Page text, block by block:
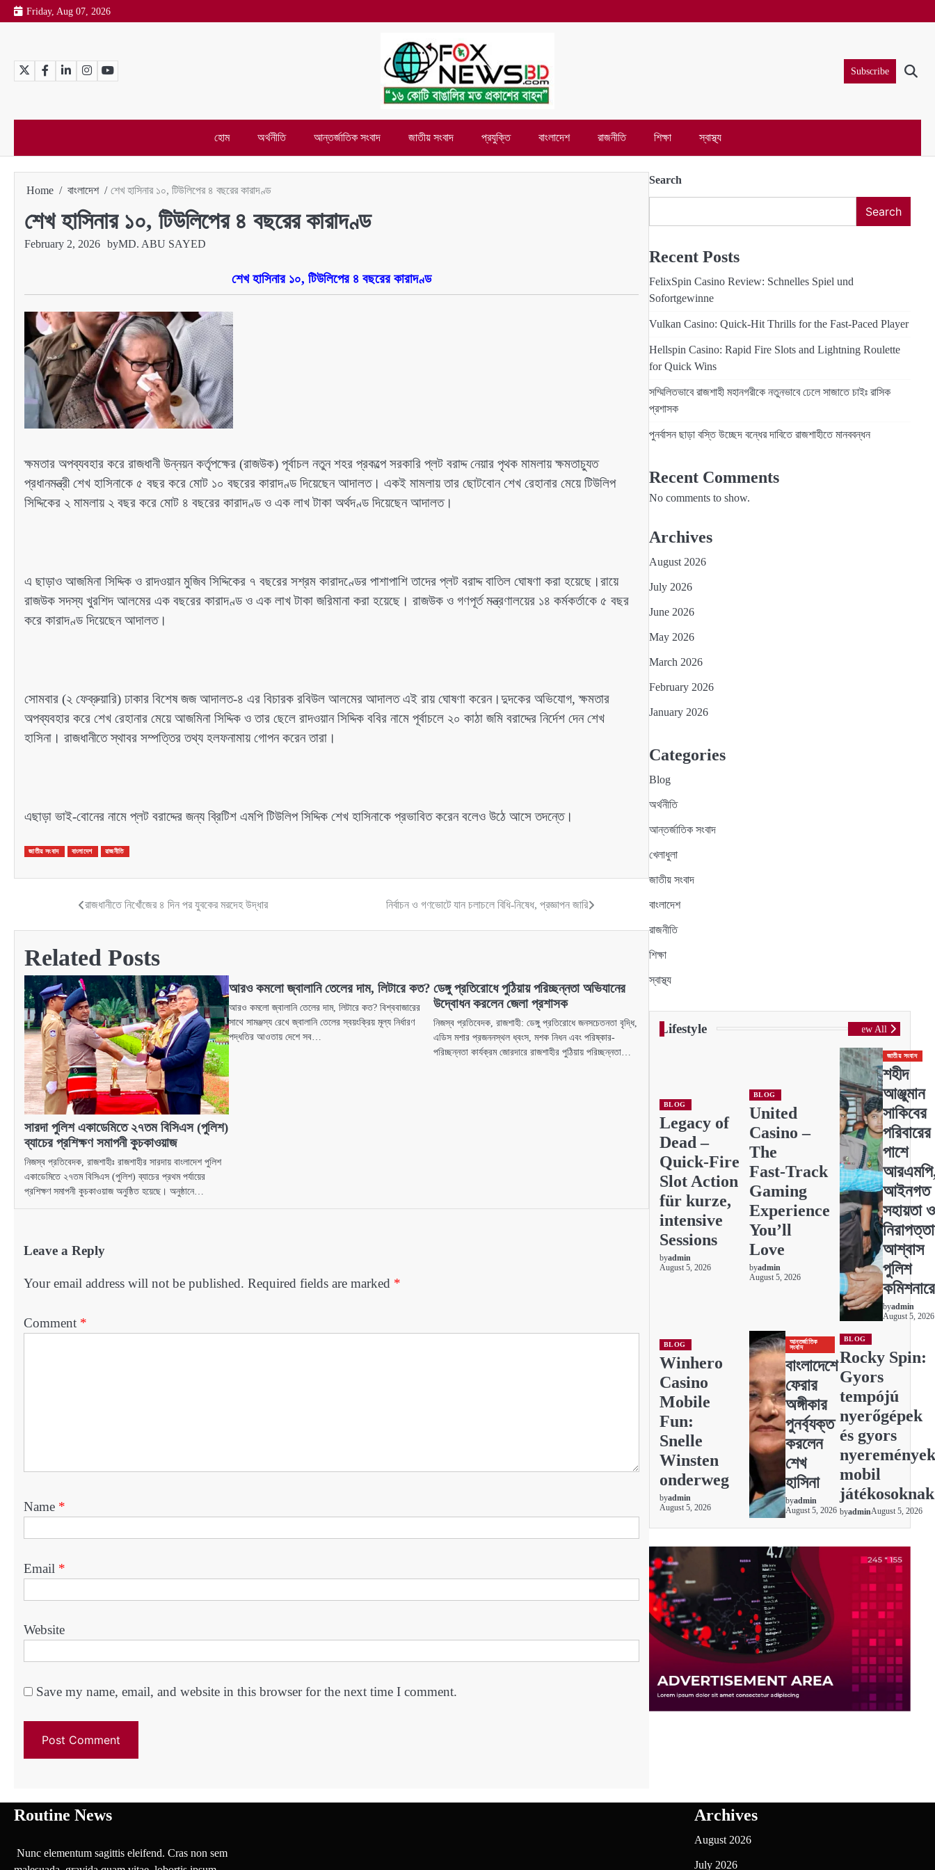
Skip
to
Friday, Aug 07, 2026
TwitterFacebookLinkedInInstagramYouTube Subscribe
হোম অর্থনীতি আন্তর্জাতিক সংবাদ জাতীয় সংবাদ প্রযুক্তি বাংলাদেশ রাজনীতি শিক্ষা স্বাস্থ্য
Home বাংলাদেশ শেখ হাসিনার ১০, টিউলিপের ৪ বছরের কারাদণ্ড
শেখ হাসিনার ১০, টিউলিপের ৪ বছরের কারাদণ্ড
February 2, 2026 byMD. ABU SAYED
শেখ হাসিনার ১০, টিউলিপের ৪ বছরের কারাদণ্ড
ক্ষমতার অপব্যবহার করে রাজধানী উন্নয়ন কর্তৃপক্ষের (রাজউক) পূর্বাচল নতুন শহর প্রকল্পে সরকারি প্লট বরাদ্দ নেয়ার পৃথক মামলায় ক্ষমতাচ্যুত
প্রধানমন্ত্রী শেখ হাসিনাকে ৫ বছর করে মোট ১০ বছরের কারাদণ্ড দিয়েছেন আদালত। একই মামলায় তার ছোটবোন শেখ রেহানার মেয়ে টিউলিপ
সিদ্দিকের ২ মামলায় ২ বছর করে মোট ৪ বছরের কারাদণ্ড ও এক লাখ টাকা অর্থদণ্ড দিয়েছেন আদালত।
এ ছাড়াও আজমিনা সিদ্দিক ও রাদওয়ান মুজিব সিদ্দিকের ৭ বছরের সশ্রম কারাদণ্ডের পাশাপাশি তাদের প্লট বরাদ্দ বাতিল ঘোষণা করা হয়েছে।রায়ে
রাজউক সদস্য খুরশিদ আলমের এক বছরের কারাদণ্ড ও এক লাখ টাকা জরিমানা করা হয়েছে। রাজউক ও গণপূর্ত মন্ত্রণালয়ের ১৪ কর্মকর্তাকে ৫ বছর
করে কারাদণ্ড দিয়েছেন আদালত।
সোমবার (২ ফেব্রুয়ারি) ঢাকার বিশেষ জজ আদালত-৪ এর বিচারক রবিউল আলমের আদালত এই রায় ঘোষণা করেন।দুদকের অভিযোগ, ক্ষমতার
অপব্যবহার করে শেখ রেহানার মেয়ে আজমিনা সিদ্দিক ও তার ছেলে রাদওয়ান সিদ্দিক ববির নামে পূর্বাচলে ২০ কাঠা জমি বরাদ্দের নির্দেশ দেন শেখ
হাসিনা। রাজধানীতে স্থাবর সম্পত্তির তথ্য হলফনামায় গোপন করেন তারা।
এছাড়া ভাই-বোনের নামে প্লট বরাদ্দের জন্য ব্রিটিশ এমপি টিউলিপ সিদ্দিক শেখ হাসিনাকে প্রভাবিত করেন বলেও উঠে আসে তদন্তে।
জাতীয় সংবাদ বাংলাদেশ রাজনীতি
navigation
রাজধানীতে নিখোঁজের ৪ দিন পর যুবকের মরদেহ উদ্ধার নির্বাচন ও গণভোটে যান চলাচলে বিধি-নিষেধ, প্রজ্ঞাপন জারি
Related Posts
সারদা পুলিশ একাডেমিতে ২৭তম বিসিএস (পুলিশ)
ব্যাচের প্রশিক্ষণ সমাপনী কুচকাওয়াজ
নিজস্ব প্রতিবেদক, রাজশাহীঃ রাজশাহীর সারদায় বাংলাদেশ পুলিশ
একাডেমিতে ২৭তম বিসিএস (পুলিশ) ব্যাচের প্রথম পর্যায়ের
প্রশিক্ষণ সমাপনী কুচকাওয়াজ অনুষ্ঠিত হয়েছে। অনুষ্ঠানে…
আরও কমলো জ্বালানি তেলের দাম, লিটারে কত?
আরও কমলো জ্বালানি তেলের দাম, লিটারে কত? বিশ্ববাজারের
সাথে সামঞ্জস্য রেখে জ্বালানি তেলের স্বয়ংক্রিয় মূল্য নির্ধারণ
পদ্ধতির আওতায় দেশে সব…
ডেঙ্গু প্রতিরোধে পুঠিয়ায় পরিচ্ছন্নতা অভিযানের
উদ্বোধন করলেন জেলা প্রশাসক
নিজস্ব প্রতিবেদক, রাজশাহী: ডেঙ্গু প্রতিরোধে জনসচেতনতা বৃদ্ধি,
এডিস মশার প্রজননস্থল ধ্বংস, মশক নিধন এবং পরিষ্কার-
পরিচ্ছন্নতা কার্যক্রম জোরদারে রাজশাহীর পুঠিয়ায় পরিচ্ছন্নতা…
Leave a Reply
Your email address will not be published. Required fields are marked *
Comment *
Name *
Email *
Website
Save my name, email, and website in this browser for the next time I comment.
Search
Search
Recent Posts
FelixSpin Casino Review: Schnelles Spiel und
Sofortgewinne
Vulkan Casino: Quick‑Hit Thrills for the Fast‑Paced Player
Hellspin Casino: Rapid Fire Slots and Lightning Roulette
for Quick Wins
সম্মিলিতভাবে রাজশাহী মহানগরীকে নতুনভাবে ঢেলে সাজাতে চাইঃ রাসিক
প্রশাসক
পুনর্বাসন ছাড়া বস্তি উচ্ছেদ বন্ধের দাবিতে রাজশাহীতে মানববন্ধন
Recent Comments
No comments to show.
Archives
August 2026
July 2026
June 2026
May 2026
March 2026
February 2026
January 2026
Categories
Blog
অর্থনীতি
আন্তর্জাতিক সংবাদ
খেলাধুলা
জাতীয় সংবাদ
বাংলাদেশ
রাজনীতি
শিক্ষা
স্বাস্থ্য
Lifestyle View All
BLOG
Legacy of
Dead –
Quick‑Fire
Slot Action
für kurze,
intensive
Sessions
byadmin
August 5, 2026
BLOG
United
Casino –
The
Fast‑Track
Gaming
Experience
You’ll
Love
byadmin
August 5, 2026
জাতীয় সংবাদ
শহীদ
আঞ্জুমান
সাকিবের
পরিবারের
পাশে
আইনগত
সহায়তা ও
আশ্বাস
পুলিশ
byadmin
August 5, 2026
BLOG
Winhero
Casino
Mobile
Fun:
Snelle
Winsten
onderweg
byadmin
August 5, 2026
আন্তর্জাতিক
সংবাদ
বাংলাদেশে
ফেরার
অঙ্গীকার
পুনর্ব্যক্ত
করলেন
শেখ
হাসিনা
byadmin
August 5, 2026
BLOG
Rocky Spin:
Gyors
tempójú
nyerőgépek
és gyors
nyeremények
mobil
játékosoknak
byadminAugust 5, 2026
Routine News
Nunc elementum sagittis eleifend. Cras non sem
Archives
August 2026
July 2026